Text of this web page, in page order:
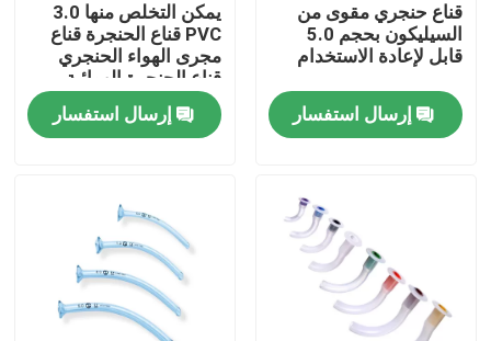
مراقبة الجودة
اتصل بنا
قناع الأكسجين الطبي
قناع الأكسجين الفنتوري
قناع حنجري مقوى من
السيليكون بحجم 5.0
قابل لإعادة الاستخدام
إرسال استفسار
يمكن التخلص منها 3.0
PVC قناع الحنجرة قناع
مجرى الهواء الحنجري
قناع الحنجرة الهوائية
إرسال استفسار